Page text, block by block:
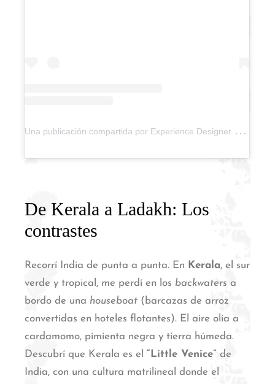
U
na publicación compartida por Experience Designer by Ari (@experience.designer)
De Kerala a Ladakh: Los
contrastes
Recorrí India de punta a punta. En Kerala, el sur
verde y tropical, me perdí en los backwaters a
bordo de una houseboat (barcazas de arroz
convertidas en hoteles flotantes). El aire olía a
cardamomo, pimienta negra y tierra húmeda.
Descubrí que Kerala es el“Little Venice” de
India, con una cultura matrilineal donde el